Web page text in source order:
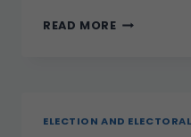
READ MORE
ELECTION AND